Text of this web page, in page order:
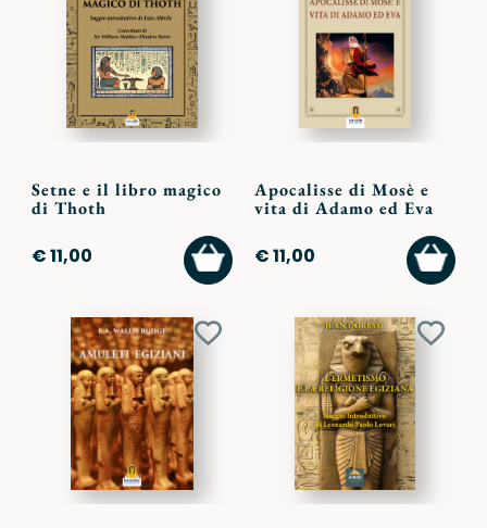
Setne e il libro magico
di Thoth
€ 11,00
AGGIUNGI
AL
CARRELLO
Apocalisse di Mosè e
vita di Adamo ed Eva
€ 11,00
AL
Aggiungi